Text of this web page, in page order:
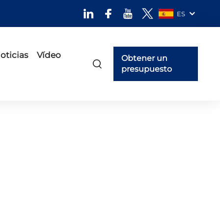
ES
Vídeo
Obtener un
presupuesto